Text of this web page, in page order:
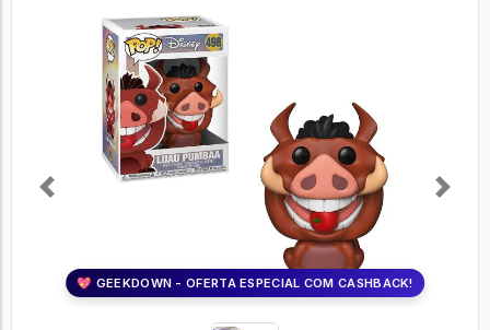
💖 GEEKDOWN - OFERTA ESPECIAL COM CASHBACK!
Previous Next